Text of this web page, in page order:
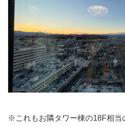
※これもお隣タワー棟の18F相当